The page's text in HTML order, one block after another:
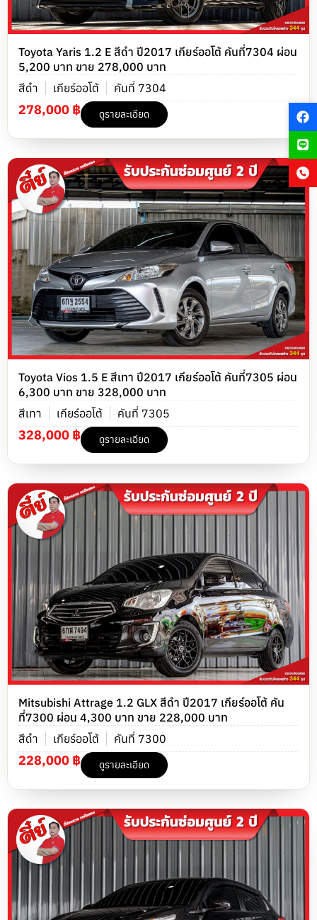
Toyota Yaris 1.2 E สีดำ ปี2017 เกียร์ออโต้ คันที่7304 ผ่อน
5,200 บาท ขาย 278,000 บาท
สีดำ
เกียร์ออโต้ คันที่ 7304
278,000 ฿ ดูรายละเอียด
Toyota Vios 1.5 E สีเทา ปี2017 เกียร์ออโต้ คันที่7305 ผ่อน
6,300 บาท ขาย 328,000 บาท
สีเทา
เกียร์ออโต้ คันที่ 7305
328,000 ฿ ดูรายละเอียด
Mitsubishi Attrage 1.2 GLX สีดำ ปี2017 เกียร์ออโต้ คัน
ที่7300 ผ่อน 4,300 บาท ขาย 228,000 บาท
สีดำ
เกียร์ออโต้ คันที่ 7300
228,000 ฿ ดูรายละเอียด